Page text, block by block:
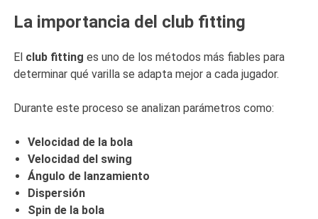
La importancia del club fitting
El club fitting es uno de los métodos más fiables para
determinar qué varilla se adapta mejor a cada jugador.
Durante este proceso se analizan parámetros como:
Velocidad de la bola
Velocidad del swing
Ángulo de lanzamiento
Dispersión
Spin de la bola